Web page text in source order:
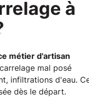
à
métier d'artisan
mal posé
infiltrations d'eau.
dès le départ.